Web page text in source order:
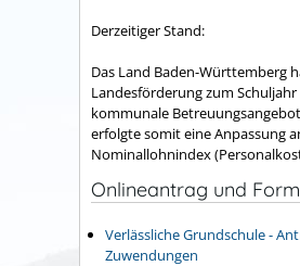
Derzeitiger Stand:
Das Land Baden-Württemberg
Landesförderung zum
kommunale
erfolgte somit eine Anpassung
Nominallohnindex
Onlineantrag und
Verlässliche Grundschule -
Zuwendungen